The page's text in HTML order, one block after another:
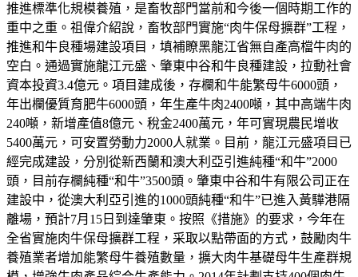
推進標準化規模養殖，是畜牧部門當前和今後一個時期工作的
重中之重。祖偉介紹說，畜牧部門實施“肉牛保母擴群”工程，
推進和牛良種場建設項目，填補瞭黑龍江省無自產高檔牛肉的
空白。通過實施龍江元盛、肇東中谷和牛良種建設，拉動社會
資本投資3.4億元。項目建成後，存欄和牛能繁母牛6000頭，
年出欄優質育肥牛6000頭，年生產牛肉2400噸，其中高端牛肉
240噸，新增產值8億元、稅金2400萬元，年可實現農民增收
5400萬元，可安置勞動力2000人就業。目前，龍江元盛項目已
經完成建設，分別從新西蘭和澳大利亞引進純種“和牛”2000
頭，目前存欄純種“和牛”3500頭。肇東中谷和牛有限公司正在
建設中，從澳大利亞引進的1000頭純種“和牛”已進入黃驊港隔
離場，預計7月15日到達肇東。按照《措施》的要求，今年在
全省實施肉牛保母擴群工程，采取以點帶面的方式，鼓勵肉牛
養殖業者增加能繁母牛養殖數量，擴大肉牛基礎母牛生產群規